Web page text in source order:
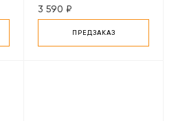
3 590 ₽
ПРЕДЗАКАЗ